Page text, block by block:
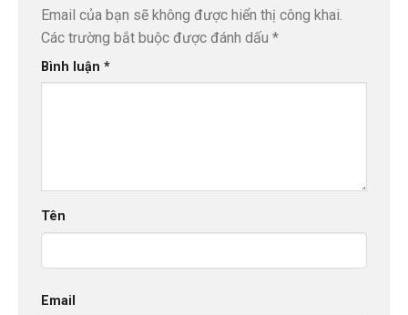
Email của bạn sẽ không được hiển thị công khai.
Các trường bắt buộc được đánh dấu *
Bình luận *
Tên
Email